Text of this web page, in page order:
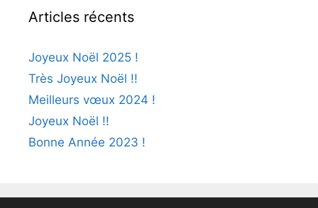
Articles récents
Joyeux Noël 2025 !
Très Joyeux Noël !!
Meilleurs vœux 2024 !
Joyeux Noël !!
Bonne Année 2023 !